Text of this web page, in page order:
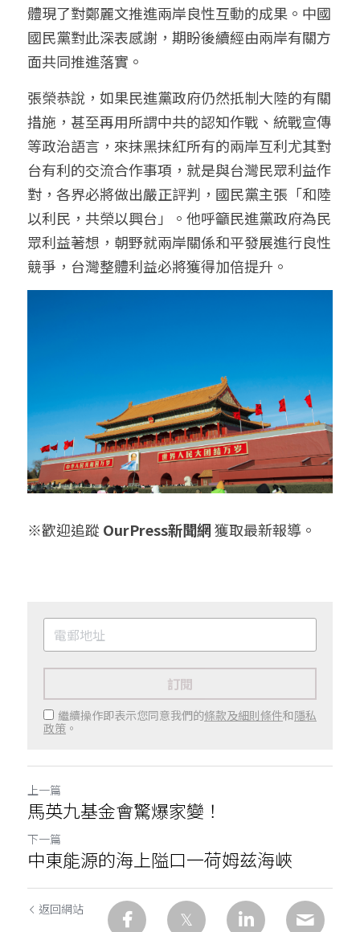
體現了對鄭麗文推進兩岸良性互動的成果。中國
國民黨對此深表感謝，期盼後續經由兩岸有關方
面共同推進落實。
張榮恭說，如果民進黨政府仍然扺制大陸的有關
措施，甚至再用所謂中共的認知作戰、統戰宣傳
等政治語言，來抹黑抹紅所有的兩岸互利尤其對
台有利的交流合作事項，就是與台灣民眾利益作
對，各界必將做出嚴正評判，國民黨主張「和陸
以利民，共榮以興台」。他呼籲民進黨政府為民
眾利益著想，朝野就兩岸關係和平發展進行良性
競爭，台灣整體利益必將獲得加倍提升。
※歡迎追蹤 OurPress新聞網 獲取最新報導。
訂閱
繼續操作即表示您同意我們的條款及細則條件和隱私
政策 。
上一篇
馬英九基金會驚爆家變！
下一篇
中東能源的海上隘口一荷姆兹海峽
返回網站